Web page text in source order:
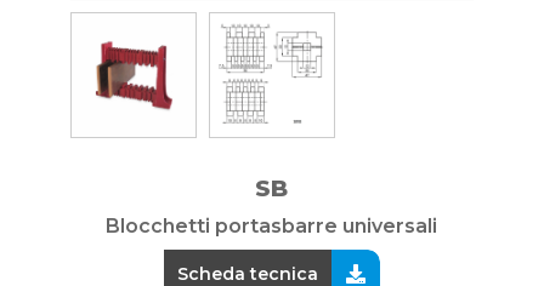
SB
Blocchetti portasbarre universali
Scheda tecnica